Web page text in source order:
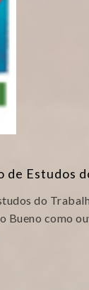
Estudos
do
Bueno como